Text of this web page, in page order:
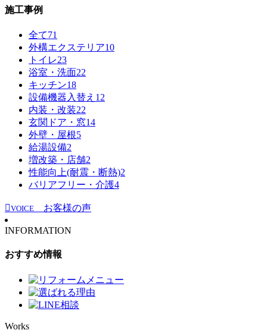
施工事例
全て71
外構エクステリア10
トイレ23
浴室・洗面22
キッチン18
設備機器入替え 12
内装・改装22
玄関ドア・窓14
外壁・屋根5
給湯設備2
増改築・店舗2
性能向上(耐震・断熱)2
バリアフリー・介護4
VOICE お客様の声
INFORMATION
おすすめ情報
Works